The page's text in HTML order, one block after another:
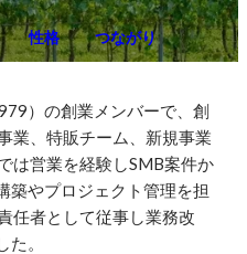
性格 つながり
）の創業メンバーで、創
業、特販チーム、新規事業
は営業を経験しSMB案件か
築やプロジェクト管理を担
任者として従事し業務改
。